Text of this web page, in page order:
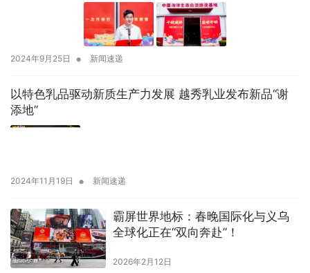
2024年9月25日 • 新闻速递
以特色乳品驱动新质生产力发展 越秀乳业发布新品“谢
添地”
2024年11月19日 • 新闻速递
霸屏世界地标：春晚国际化与义乌
全球化正在“双向奔赴”！
2026年2月12日